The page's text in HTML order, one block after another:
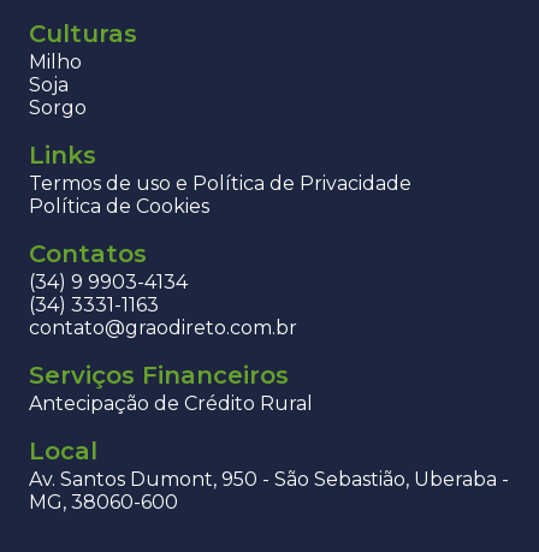
Culturas
Milho
Soja
Sorgo
Links
Termos de uso e Política de Privacidade
Política de Cookies
Contatos
(34) 9 9903-4134
(34) 3331-1163
contato@graodireto.com.br
Serviços Financeiros
Antecipação de Crédito Rural
Local
Av. Santos Dumont, 950 - São Sebastião, Uberaba -
MG, 38060-600